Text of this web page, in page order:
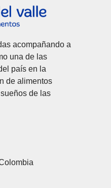
acompañando a
una de las
país en la
de alimentos
de las